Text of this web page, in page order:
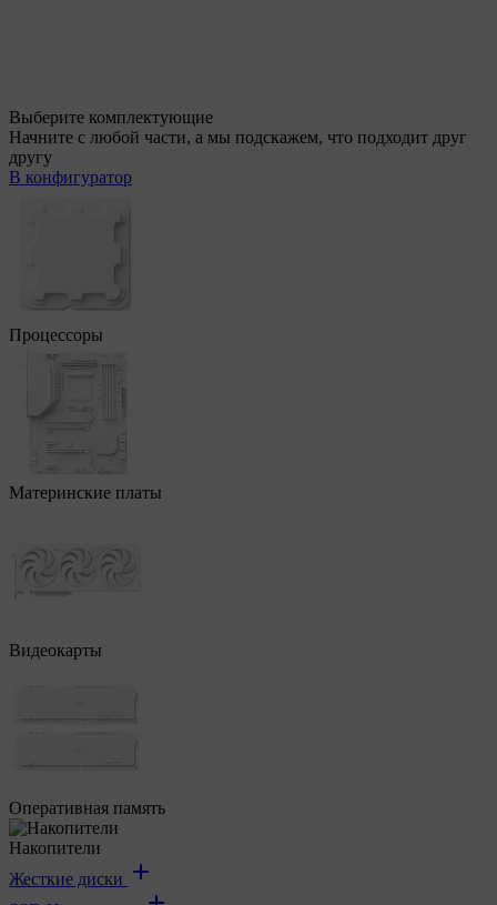
Выберите комплектующие
Начните с любой части, а мы подскажем, что подходит друг
другу
В конфигуратор
Процессоры
Материнские платы
Видеокарты
Оперативная память
Накопители
Жесткие диски